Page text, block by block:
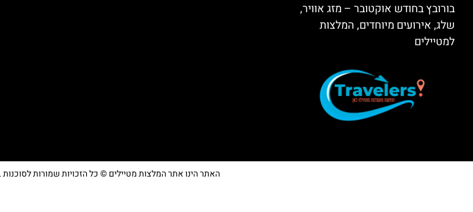
בורובץ בחודש אוקטובר – מזג אוויר,
שלג, אירועים מיוחדים, המלצות
למטיילים
האתר הינו אתר המלצות מטיילים © כל הזכויות שמורות לסוכנות TRAVELERS.CO.IL